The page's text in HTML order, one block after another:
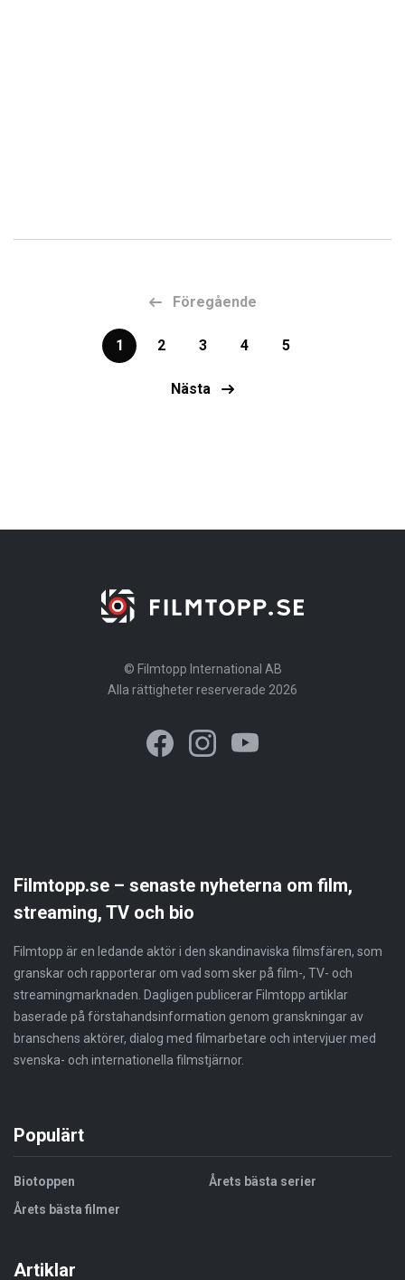
Föregående
1 2 3 4 5
Nästa
© Filmtopp International AB
Alla rättigheter reserverade 2026
Filmtopp.se – senaste nyheterna om film,
streaming, TV och bio
Filmtopp är en ledande aktör i den skandinaviska filmsfären, som
granskar och rapporterar om vad som sker på film-, TV- och
streamingmarknaden. Dagligen publicerar Filmtopp artiklar
baserade på förstahandsinformation genom granskningar av
branschens aktörer, dialog med filmarbetare och intervjuer med
svenska- och internationella filmstjärnor.
Populärt
Biotoppen
Årets bästa filmer
Årets bästa serier
Artiklar